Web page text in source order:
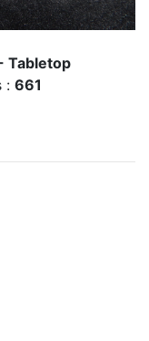
Tabletop
: 661